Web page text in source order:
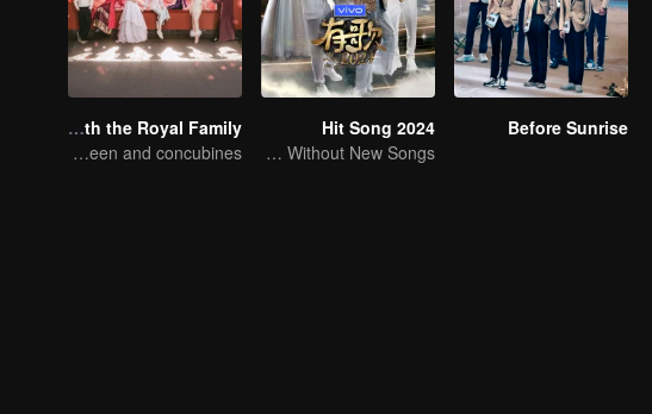
Before Sunrise
Hit Song 2024
No New Life Without New Songs
Travel With the Royal Family
New journey with the queen and concubines